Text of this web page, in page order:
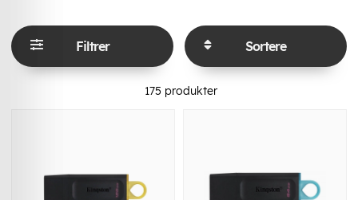
Filtrer Sortere
175 produkter